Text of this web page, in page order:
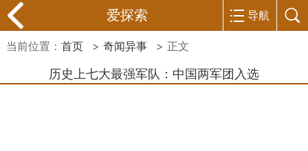
爱探索 导航
当前位置： 首页 > 奇闻异事 > 正文
历史上七大最强军队：中国两军团入选